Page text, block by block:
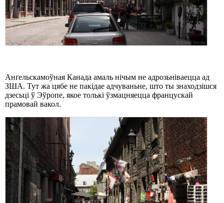
Анґельскамоўная Канада амаль нічым не адрозьніваецца ад
ЗША. Тут жа цябе не пакідае адчуваньне, што ты знаходзішся
дзесьці ў Эўропе, якое толькі ўзмацняецца францускай
прамовай вакол.